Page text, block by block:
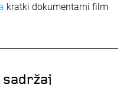
kratki dokumentarni film
sadržaj